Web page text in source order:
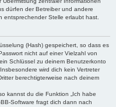
dürfen der Betreiber und andere
entsprechender Stelle erlaubt hast.
(Hash) gespeichert, so dass es
nicht auf einer Vielzahl von
Schlüssel zu deinem Benutzerkonto
wird dich kein Vertreter
berechtigterweise nach deinem
kannst du die Funktion „Ich habe
Software fragt dich dann nach